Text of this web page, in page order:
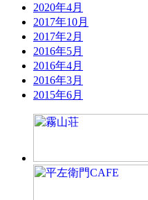
2020年4月
2017年10月
2017年2月
2016年5月
2016年4月
2016年3月
2015年6月